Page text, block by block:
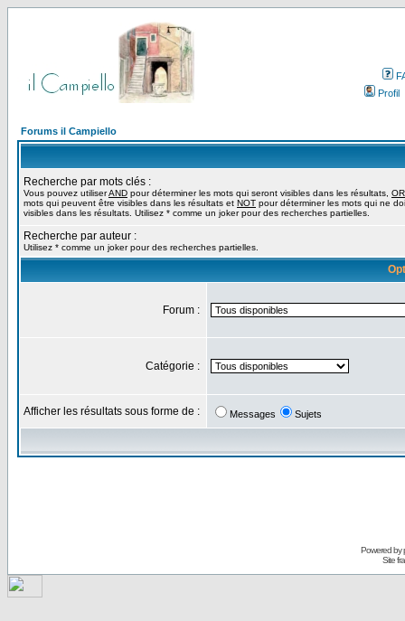
Profil
Forums il Campiello
Recherche par mots clés :
Vous pouvez utiliserAND pour déterminer les mots qui seront visibles dans les résultats, OR
mots qui peuvent être visibles dans les résultats et NOT pour déterminer les mots qui ne
visibles dans les résultats. Utilisez * comme un joker pour des recherches partielles.
Recherche par auteur :
Utilisez * comme un joker pour des recherches partielles.
Forum :
Catégorie :
Afficher les résultats sous forme de : Messages Sujets
Powered by
Site